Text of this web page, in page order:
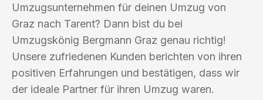
Umzugsunternehmen für deinen Umzug von
Graz nach Tarent? Dann bist du bei
Umzugskönig Bergmann Graz genau richtig!
Unsere zufriedenen Kunden berichten von ihren
positiven Erfahrungen und bestätigen, dass wir
der ideale Partner für ihren Umzug waren.